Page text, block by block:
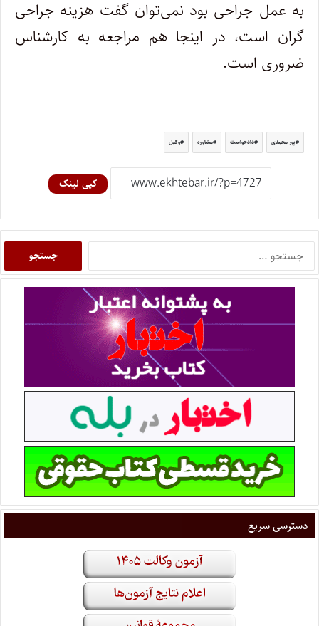
به عمل جراحی بود نمی‌توان گفت هزینه‌ جراحی
گران است، در اینجا هم مراجعه به کارشناس
ضروری است.
پور محمدی دادخواست مشاوره وکیل
کپی لینک
دسترسی سریع